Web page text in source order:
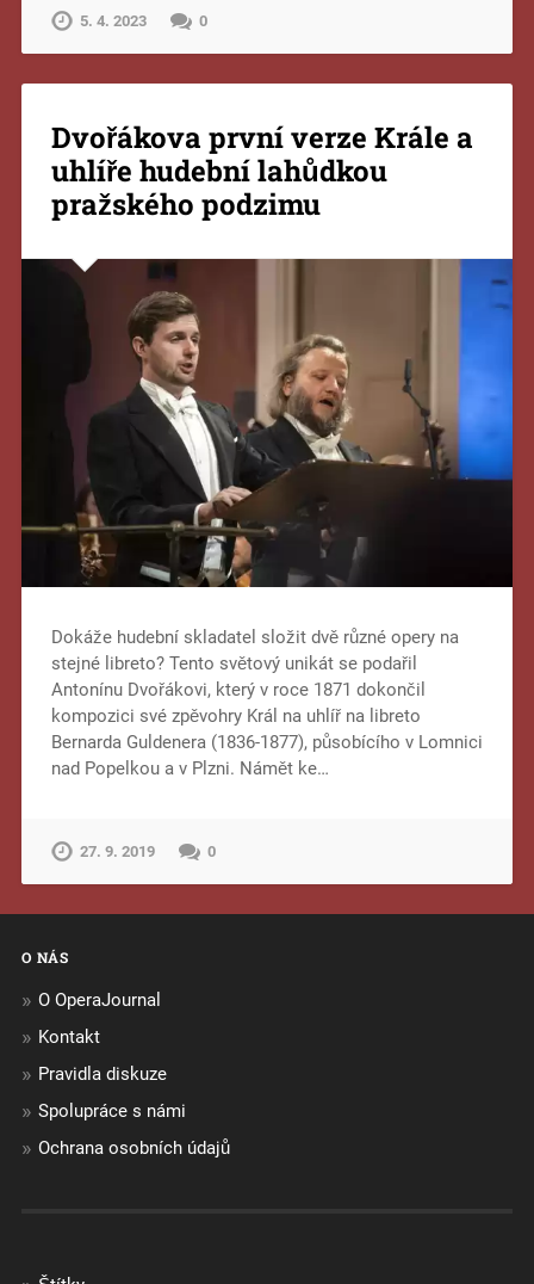
5. 4. 2023 0
Dvořákova první verze Krále a
uhlíře hudební lahůdkou
pražského podzimu
Dokáže hudební skladatel složit dvě různé opery na
stejné libreto? Tento světový unikát se podařil
Antonínu Dvořákovi, který v roce 1871 dokončil
kompozici své zpěvohry Král na uhlíř na libreto
Bernarda Guldenera (1836-1877), působícího v Lomnici
nad Popelkou a v Plzni. Námět ke…
27. 9. 2019 0
O NÁS
O OperaJournal
Kontakt
Pravidla diskuze
Spolupráce s námi
Ochrana osobních údajů